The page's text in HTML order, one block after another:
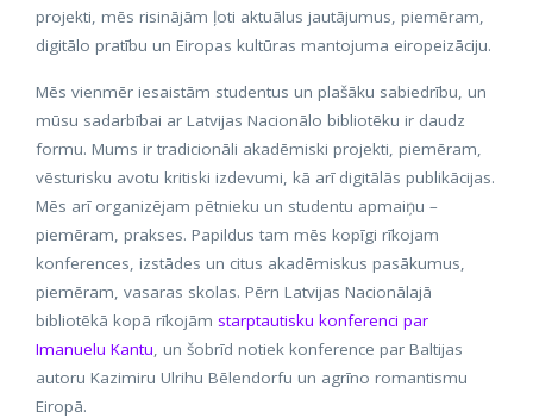
projekti, mēs risinājām ļoti aktuālus jautājumus, piemēram,
digitālo pratību un Eiropas kultūras mantojuma eiropeizāciju.
Mēs vienmēr iesaistām studentus un plašāku sabiedrību, un
mūsu sadarbībai ar Latvijas Nacionālo bibliotēku ir daudz
formu. Mums ir tradicionāli akadēmiski projekti, piemēram,
vēsturisku avotu kritiski izdevumi, kā arī digitālās publikācijas.
Mēs arī organizējam pētnieku un studentu apmaiņu –
piemēram, prakses. Papildus tam mēs kopīgi rīkojam
konferences, izstādes un citus akadēmiskus pasākumus,
piemēram, vasaras skolas. Pērn Latvijas Nacionālajā
bibliotēkā kopā rīkojām starptautisku konferenci par
Imanuelu Kantu, un šobrīd notiek konference par Baltijas
autoru Kazimiru Ulrihu Bēlendorfu un agrīno romantismu
Eiropā.